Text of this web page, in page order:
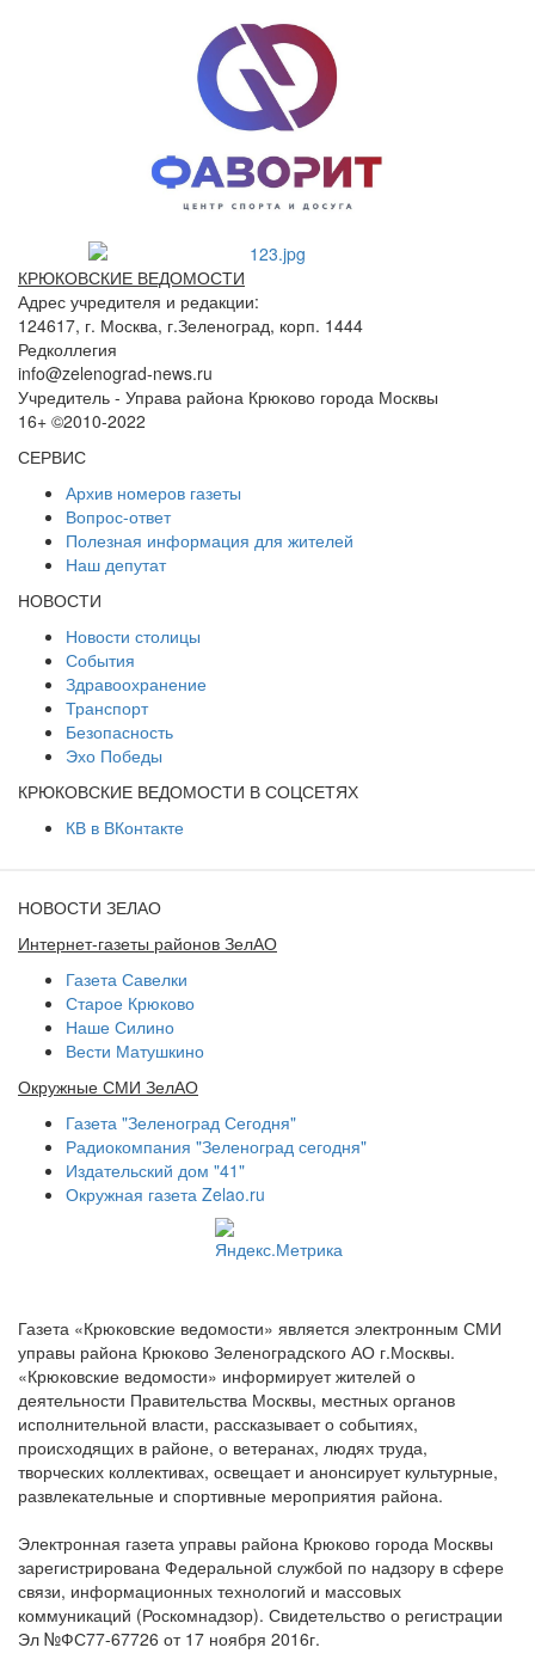
КРЮКОВСКИЕ ВЕДОМОСТИ
Адрес учредителя и редакции:
124617, г. Москва, г.Зеленоград, корп. 1444
Редколлегия
info@zelenograd-news.ru
Учредитель - Управа района Крюково города Москвы
16+ ©2010-2022
СЕРВИС
Архив номеров газеты
Вопрос-ответ
Полезная информация для жителей
Наш депутат
НОВОСТИ
Новости столицы
События
Здравоохранение
Транспорт
Безопасность
Эхо Победы
КРЮКОВСКИЕ ВЕДОМОСТИ В СОЦСЕТЯХ
КВ в ВКонтакте
НОВОСТИ ЗЕЛАО
Интернет-газеты районов ЗелАО
Газета Савелки
Старое Крюково
Наше Силино
Вести Матушкино
Окружные СМИ ЗелАО
Газета "Зеленоград Сегодня"
Радиокомпания "Зеленоград сегодня"
Издательский дом "41"
Окружная газета Zelao.ru
Газета «Крюковские ведомости» является электронным СМИ
управы района Крюково Зеленоградского АО г.Москвы.
«Крюковские ведомости» информирует жителей о
деятельности Правительства Москвы, местных органов
исполнительной власти, рассказывает о событиях,
происходящих в районе, о ветеранах, людях труда,
творческих коллективах, освещает и анонсирует культурные,
развлекательные и спортивные мероприятия района.
Электронная газета управы района Крюково города Москвы
зарегистрирована Федеральной службой по надзору в сфере
связи, информационных технологий и массовых
коммуникаций (Роскомнадзор). Свидетельство о регистрации
Эл №ФС77-67726 от 17 ноября 2016г.